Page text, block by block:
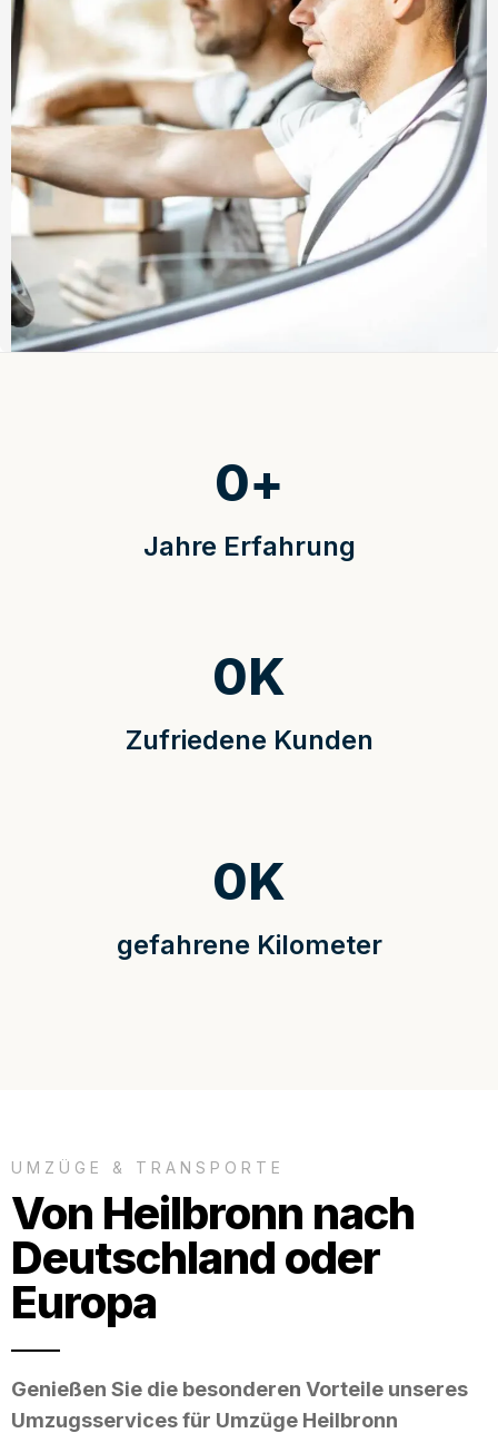
Jahre Erfahrung
0+
Zufriedene Kunden
0K
gefahrene Kilometer
0K
UMZÜGE & TRANSPORTE
Von Heilbronn nach
Deutschland oder
Europa
Genießen Sie die besonderen Vorteile unseres
Umzugsservices für Umzüge Heilbronn